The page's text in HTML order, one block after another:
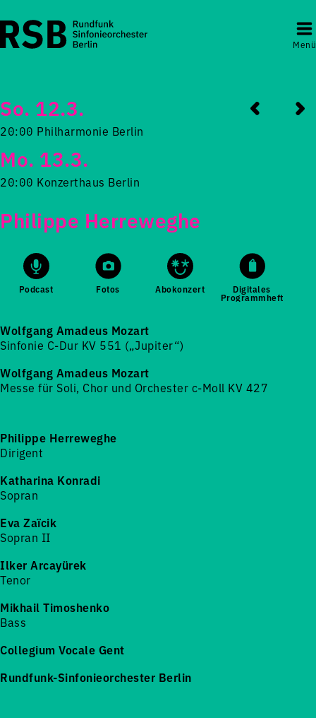
Menü
So. 12.3.
20:00 Philharmonie Berlin
Mo. 13.3.
20:00 Konzerthaus Berlin
Philippe Herreweghe
Podcast Fotos Abokonzert Digitales
Programmheft
Wolfgang Amadeus Mozart
Sinfonie C-Dur KV 551 („Jupiter“)
Wolfgang Amadeus Mozart
Messe für Soli, Chor und Orchester c-Moll KV 427
Philippe Herreweghe
Dirigent
Katharina Konradi
Sopran
Eva Zaïcik
Sopran II
Ilker Arcayürek
Tenor
Mikhail Timoshenko
Bass
Collegium Vocale Gent
Rundfunk-Sinfonieorchester Berlin